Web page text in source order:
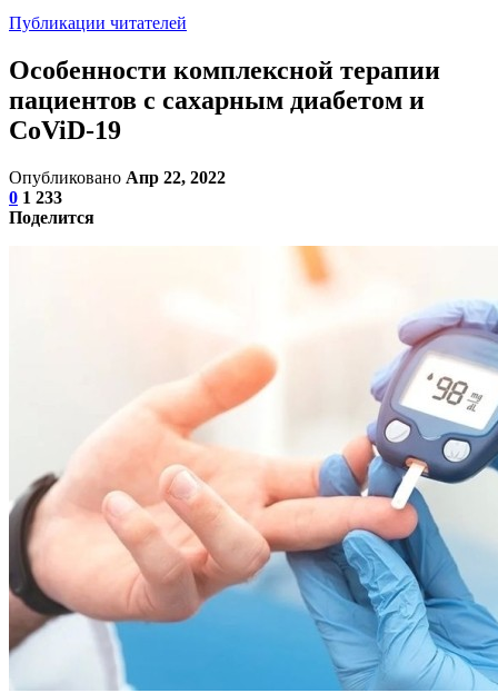
Публикации читателей
Особенности комплексной терапии
пациентов с сахарным диабетом и
CoViD-19
Опубликовано Апр 22, 2022
0 1 233
Поделится